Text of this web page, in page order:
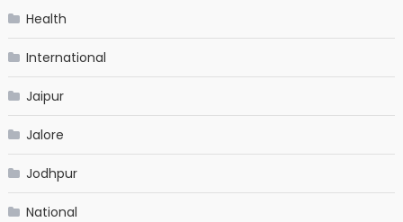
Health
International
Jaipur
Jalore
Jodhpur
National